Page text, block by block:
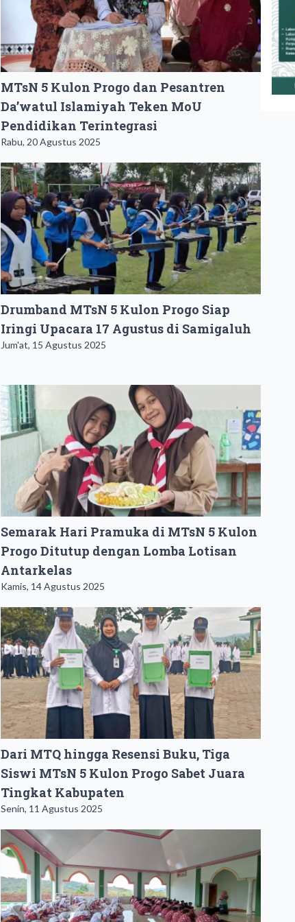
MTsN 5 Kulon Progo dan Pesantren
Da’watul Islamiyah Teken MoU
Pendidikan Terintegrasi
Rabu, 20 Agustus 2025
Drumband MTsN 5 Kulon Progo Siap
Iringi Upacara 17 Agustus di Samigaluh
Jum'at, 15 Agustus 2025
Semarak Hari Pramuka di MTsN 5 Kulon
Progo Ditutup dengan Lomba Lotisan
Antarkelas
Kamis, 14 Agustus 2025
Dari MTQ hingga Resensi Buku, Tiga
Siswi MTsN 5 Kulon Progo Sabet Juara
Tingkat Kabupaten
Senin, 11 Agustus 2025